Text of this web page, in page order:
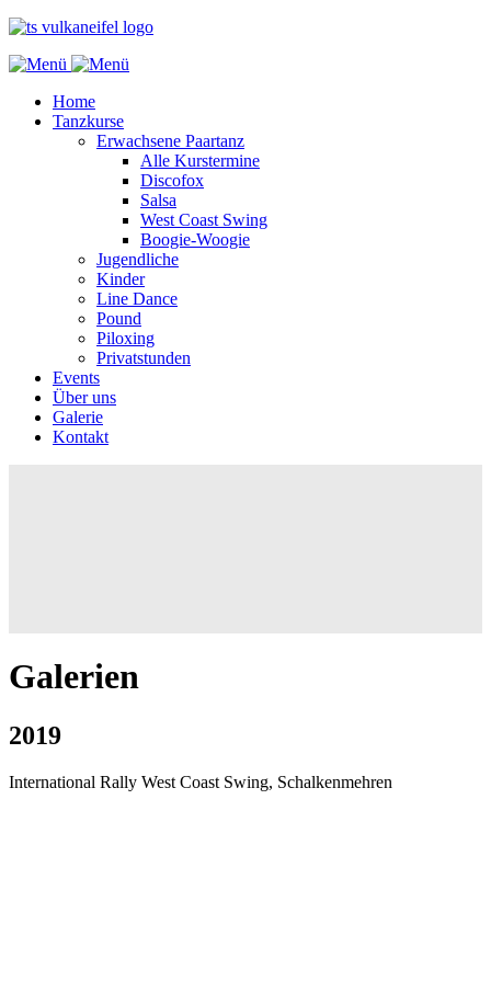
Home
Tanzkurse
Erwachsene Paartanz
Alle Kurstermine
Discofox
Salsa
West Coast Swing
Boogie-Woogie
Jugendliche
Kinder
Line Dance
Pound
Piloxing
Privatstunden
Events
Über uns
Galerie
Kontakt
Galerien
2019
International Rally West Coast Swing, Schalkenmehren